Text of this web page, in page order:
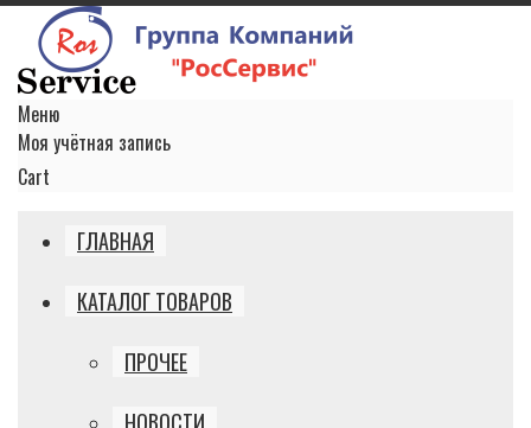
Меню
Моя учётная запись
Cart
ГЛАВНАЯ
КАТАЛОГ ТОВАРОВ
ПРОЧЕЕ